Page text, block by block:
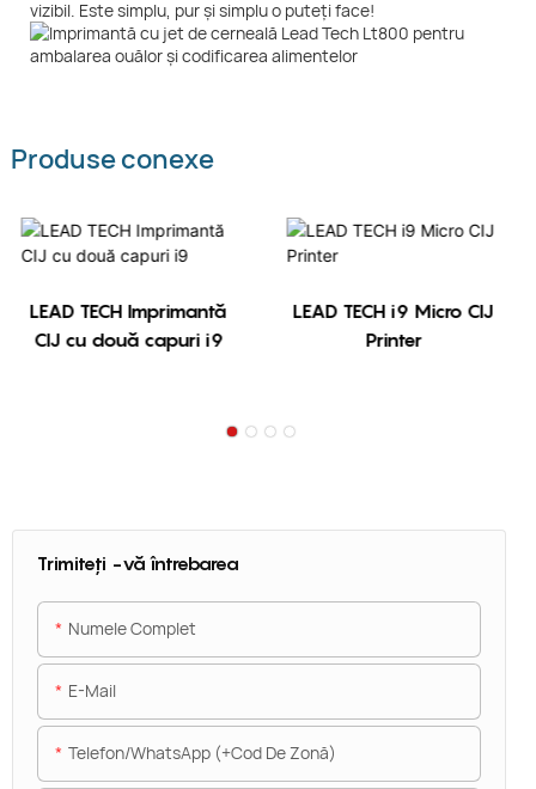
vizibil. Este simplu, pur și simplu o puteți face!
Produse conexe
LEAD TECH Imprimantă
CIJ cu două capuri i9
LEAD TECH i9 Micro CIJ
Printer
Trimiteți -vă întrebarea
Numele Complet
E-Mail
Telefon/WhatsApp (+Cod De Zonă)